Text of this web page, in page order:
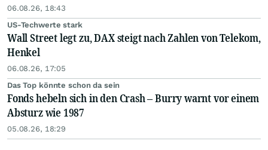
06.08.26, 18:43
US-Techwerte stark
Wall Street legt zu, DAX steigt nach Zahlen von Telekom,
Henkel
06.08.26, 17:05
Das Top könnte schon da sein
Fonds hebeln sich in den Crash – Burry warnt vor einem
Absturz wie 1987
05.08.26, 18:29